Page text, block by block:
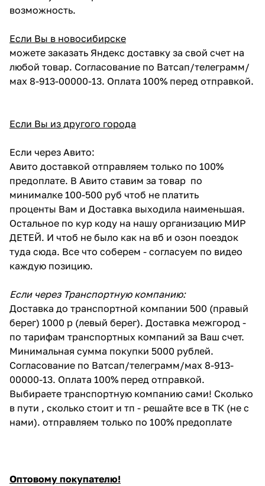
возможность.
Если Вы в новосибирске
можете заказать Яндекс доставку за свой счет на
любой товар. Согласование по Ватсап/телеграмм/
мах 8-913-00000-13. Оплата 100% перед отправкой.
Если Вы из другого города
Если через Авито:
Авито доставкой отправляем только по 100%
предоплате. В Авито ставим за товар по
минималке 100-500 руб чтоб не платить
проценты Вам и Доставка выходила наименьшая.
Остальное по кур коду на нашу организацию МИР
ДЕТЕЙ. И чтоб не было как на вб и озон поездок
туда сюда. Все что соберем - согласуем по видео
каждую позицию.
Если через Транспортную компанию:
Доставка до транспортной компании 500 (правый
берег) 1000 р (левый берег). Доставка межгород -
по тарифам транспортных компаний за Ваш счет.
Минимальная сумма покупки 5000 рублей.
Согласование по Ватсап/телеграмм/мах 8-913-
00000-13. Оплата 100% перед отправкой.
Выбираете транспортную компанию сами! Сколько
в пути , сколько стоит и тп - решайте все в ТК (не с
нами). отправляем только по 100% предоплате
Оптовому покупателю!